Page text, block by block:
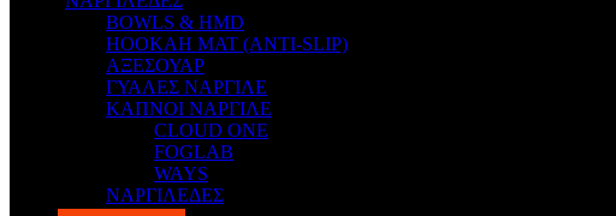
BOWLS & HMD
HOOKAH MAT (ANTI-SLIP)
ΑΞΕΣΟΥΑΡ
ΓΥΑΛΕΣ ΝΑΡΓΙΛΕ
ΚΑΠΝΟΙ ΝΑΡΓΙΛΕ
CLOUD ONE
FOGLAB
WAYS
ΝΑΡΓΙΛΕΔΕΣ